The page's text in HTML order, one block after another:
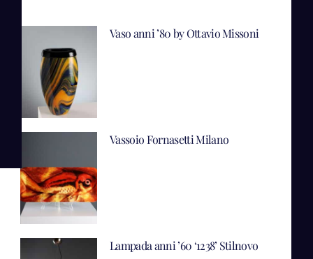
Vaso anni ’80 by Ottavio Missoni
Vassoio Fornasetti Milano
Lampada anni ’60 ‘1238’ Stilnovo